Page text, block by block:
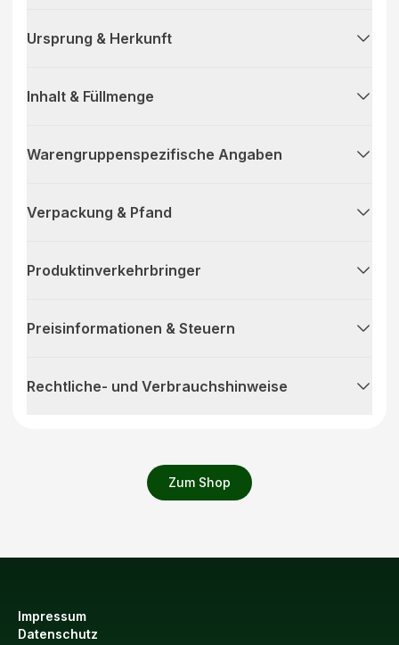
Zum Shop
Ursprung & Herkunft
Inhalt & Füllmenge
Warengruppenspezifische Angaben
Verpackung & Pfand
Produktinverkehrbringer
Preisinformationen & Steuern
Rechtliche- und Verbrauchshinweise
Impressum
Datenschutz